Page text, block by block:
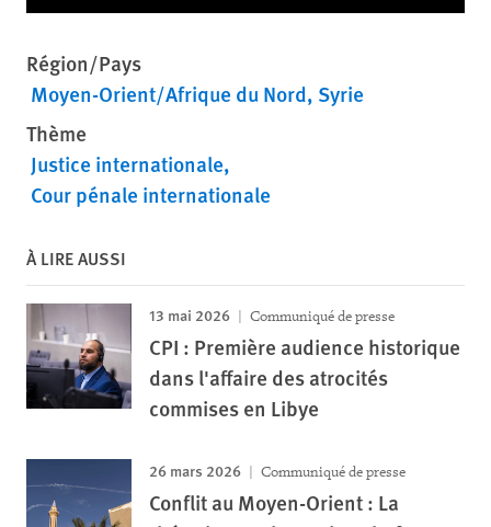
Région/Pays
Moyen-Orient/Afrique du Nord Syrie
Thème
Justice internationale
Cour pénale internationale
À LIRE AUSSI
13 mai 2026 Communiqué de presse
CPI : Première audience historique
dans l'affaire des atrocités
commises en Libye
26 mars 2026 Communiqué de presse
Conflit au Moyen-Orient : La